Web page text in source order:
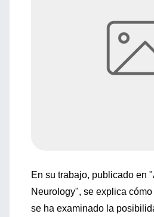
En su trabajo, publicado en
Neurology", se explica
se ha examinado la